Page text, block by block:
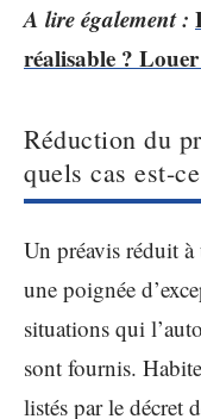
A lire également :
réalisable ?
Réduction du
quels cas est-
Un préavis réduit à
une poignée
situations qui
sont fournis.
listés par le décret